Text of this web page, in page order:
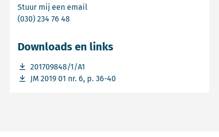
Stuur mij een email
(030) 234 76 48
Downloads en links
201709848/1/A1
Download bestand 201709848/1/A1
JM 2019 01 nr. 6, p. 36-40
Download bestand JM 2019 01 nr. 6, p. 36-40